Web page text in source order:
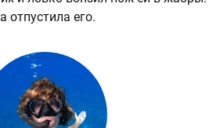
отпустила его.